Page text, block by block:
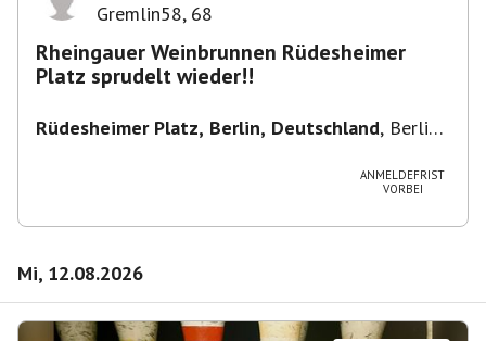
Gremlin58, 68
Rheingauer Weinbrunnen Rüdesheimer
Platz sprudelt wieder!!
Rüdesheimer Platz, Berlin, Deutschland, Berlin-
ANMELDEFRIST
VORBEI
Mi, 12.08.2026